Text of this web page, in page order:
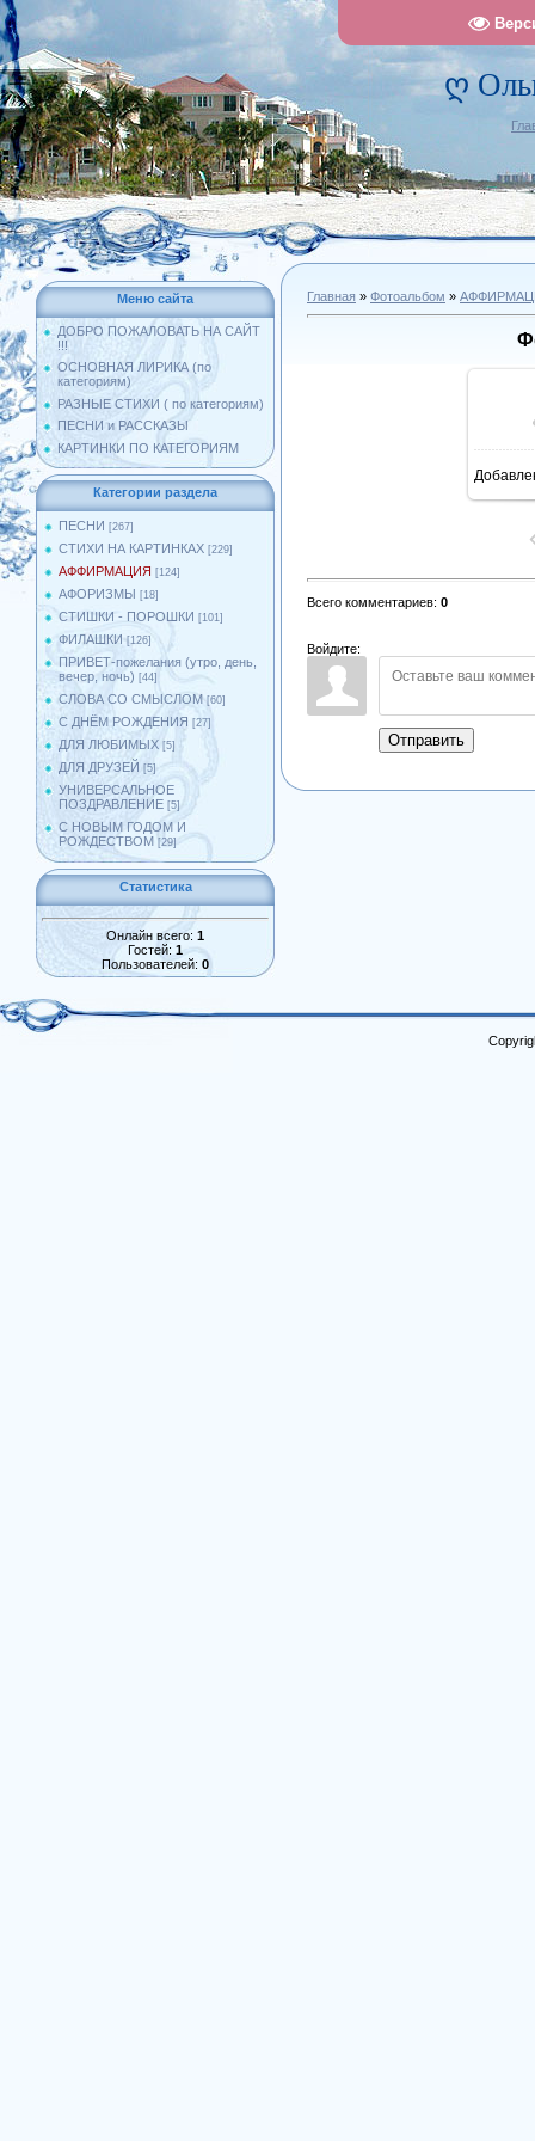
ღ
Меню сайта
ДОБРО ПОЖАЛОВАТЬ НА САЙТ
!!!
ОСНОВНАЯ ЛИРИКА (по
категориям)
РАЗНЫЕ СТИХИ ( по категориям)
ПЕСНИ и РАССКАЗЫ
КАРТИНКИ ПО КАТЕГОРИЯМ
Категории раздела
ПЕСНИ [267]
СТИХИ НА КАРТИНКАХ [229]
АФФИРМАЦИЯ [124]
АФОРИЗМЫ [18]
СТИШКИ - ПОРОШКИ [101]
ФИЛАШКИ [126]
ПРИВЕТ-пожелания (утро, день,
вечер, ночь) [44]
СЛОВА СО СМЫСЛОМ [60]
С ДНЁМ РОЖДЕНИЯ [27]
ДЛЯ ЛЮБИМЫХ [5]
ДЛЯ ДРУЗЕЙ [5]
УНИВЕРСАЛЬНОЕ
ПОЗДРАВЛЕНИЕ [5]
С НОВЫМ ГОДОМ И
РОЖДЕСТВОМ [29]
Статистика
Онлайн всего: 1
Гостей: 1
Пользователей: 0
Главная » Фотоальбом »
Всего комментариев: 0
Войдите:
Отправить